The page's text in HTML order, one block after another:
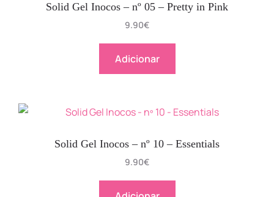
Solid Gel Inocos – nº 05 – Pretty in Pink
9.90€
Adicionar
Solid Gel Inocos – nº 10 – Essentials
9.90€